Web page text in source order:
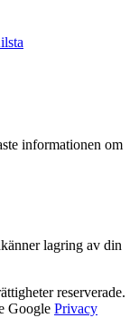
informationen om
lagring av din
reserverade.
Google Privacy